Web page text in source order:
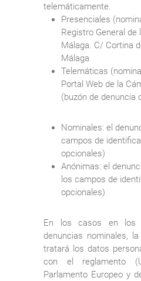
telemáticamente.
Presenciales
Registro General de
Málaga. C/ Cortina
Málaga
Telemáticas
Portal Web de la
(buzón de denuncia
Nominales: el
campos de
opcionales)
Anónimas: el
los campos de
opcionales)
En los casos en los
denuncias nominales,
tratará los datos
con el reglamento
Parlamento Europeo y